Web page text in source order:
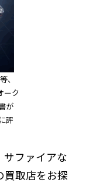
、
ーク
が
評
サファイアな
買取店をお探